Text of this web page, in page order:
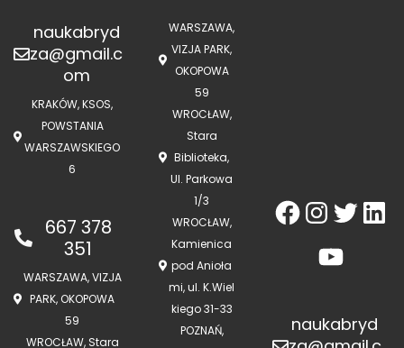
naukabryd
za@gmail.c
om
KRAKÓW, KSOS,
POWSTANIA
WARSZAWSKIEGO
6
667 378
351
WARSZAWA, VIZJA
PARK, OKOPOWA
59
WROCŁAW, Stara
WARSZAWA,
VIZJA PARK,
OKOPOWA
59
WROCŁAW,
Stara
Biblioteka,
Ul. Parkowa
1/3
WROCŁAW,
Kamienica
pod Anioła
mi, ul. K.Wiel
kiego 31-33
POZNAŃ,
naukabryd